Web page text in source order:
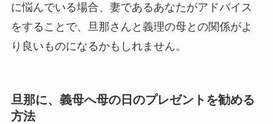
に悩んでいる場合、妻であるあなたがアドバイス
をすることで、旦那さんと義理の母との関係がよ
り良いものになるかもしれません。
旦那に、義母へ母の日のプレゼントを勧める
方法